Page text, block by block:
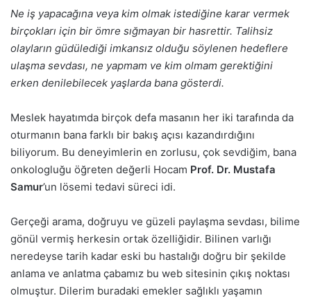
Ne iş yapacağına veya kim olmak istediğine karar vermek
birçokları için bir ömre sığmayan bir hasrettir. Talihsiz
olayların güdülediği imkansız olduğu söylenen hedeflere
ulaşma sevdası, ne yapmam ve kim olmam gerektiğini
erken denilebilecek yaşlarda bana gösterdi.
Meslek hayatımda birçok defa masanın her iki tarafında da
oturmanın bana farklı bir bakış açısı kazandırdığını
biliyorum. Bu deneyimlerin en zorlusu, çok sevdiğim, bana
onkologluğu öğreten değerli Hocam Prof. Dr. Mustafa
Samur’un lösemi tedavi süreci idi.
Gerçeği arama, doğruyu ve güzeli paylaşma sevdası, bilime
gönül vermiş herkesin ortak özelliğidir. Bilinen varlığı
neredeyse tarih kadar eski bu hastalığı doğru bir şekilde
anlama ve anlatma çabamız bu web sitesinin çıkış noktası
olmuştur. Dilerim buradaki emekler sağlıklı yaşamın